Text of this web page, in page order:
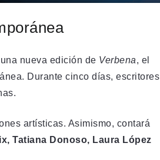
una nueva edición de Verbena, el
Durante cinco días, escritores
artísticas. Asimismo, contará
Tatiana Donoso, Laura López